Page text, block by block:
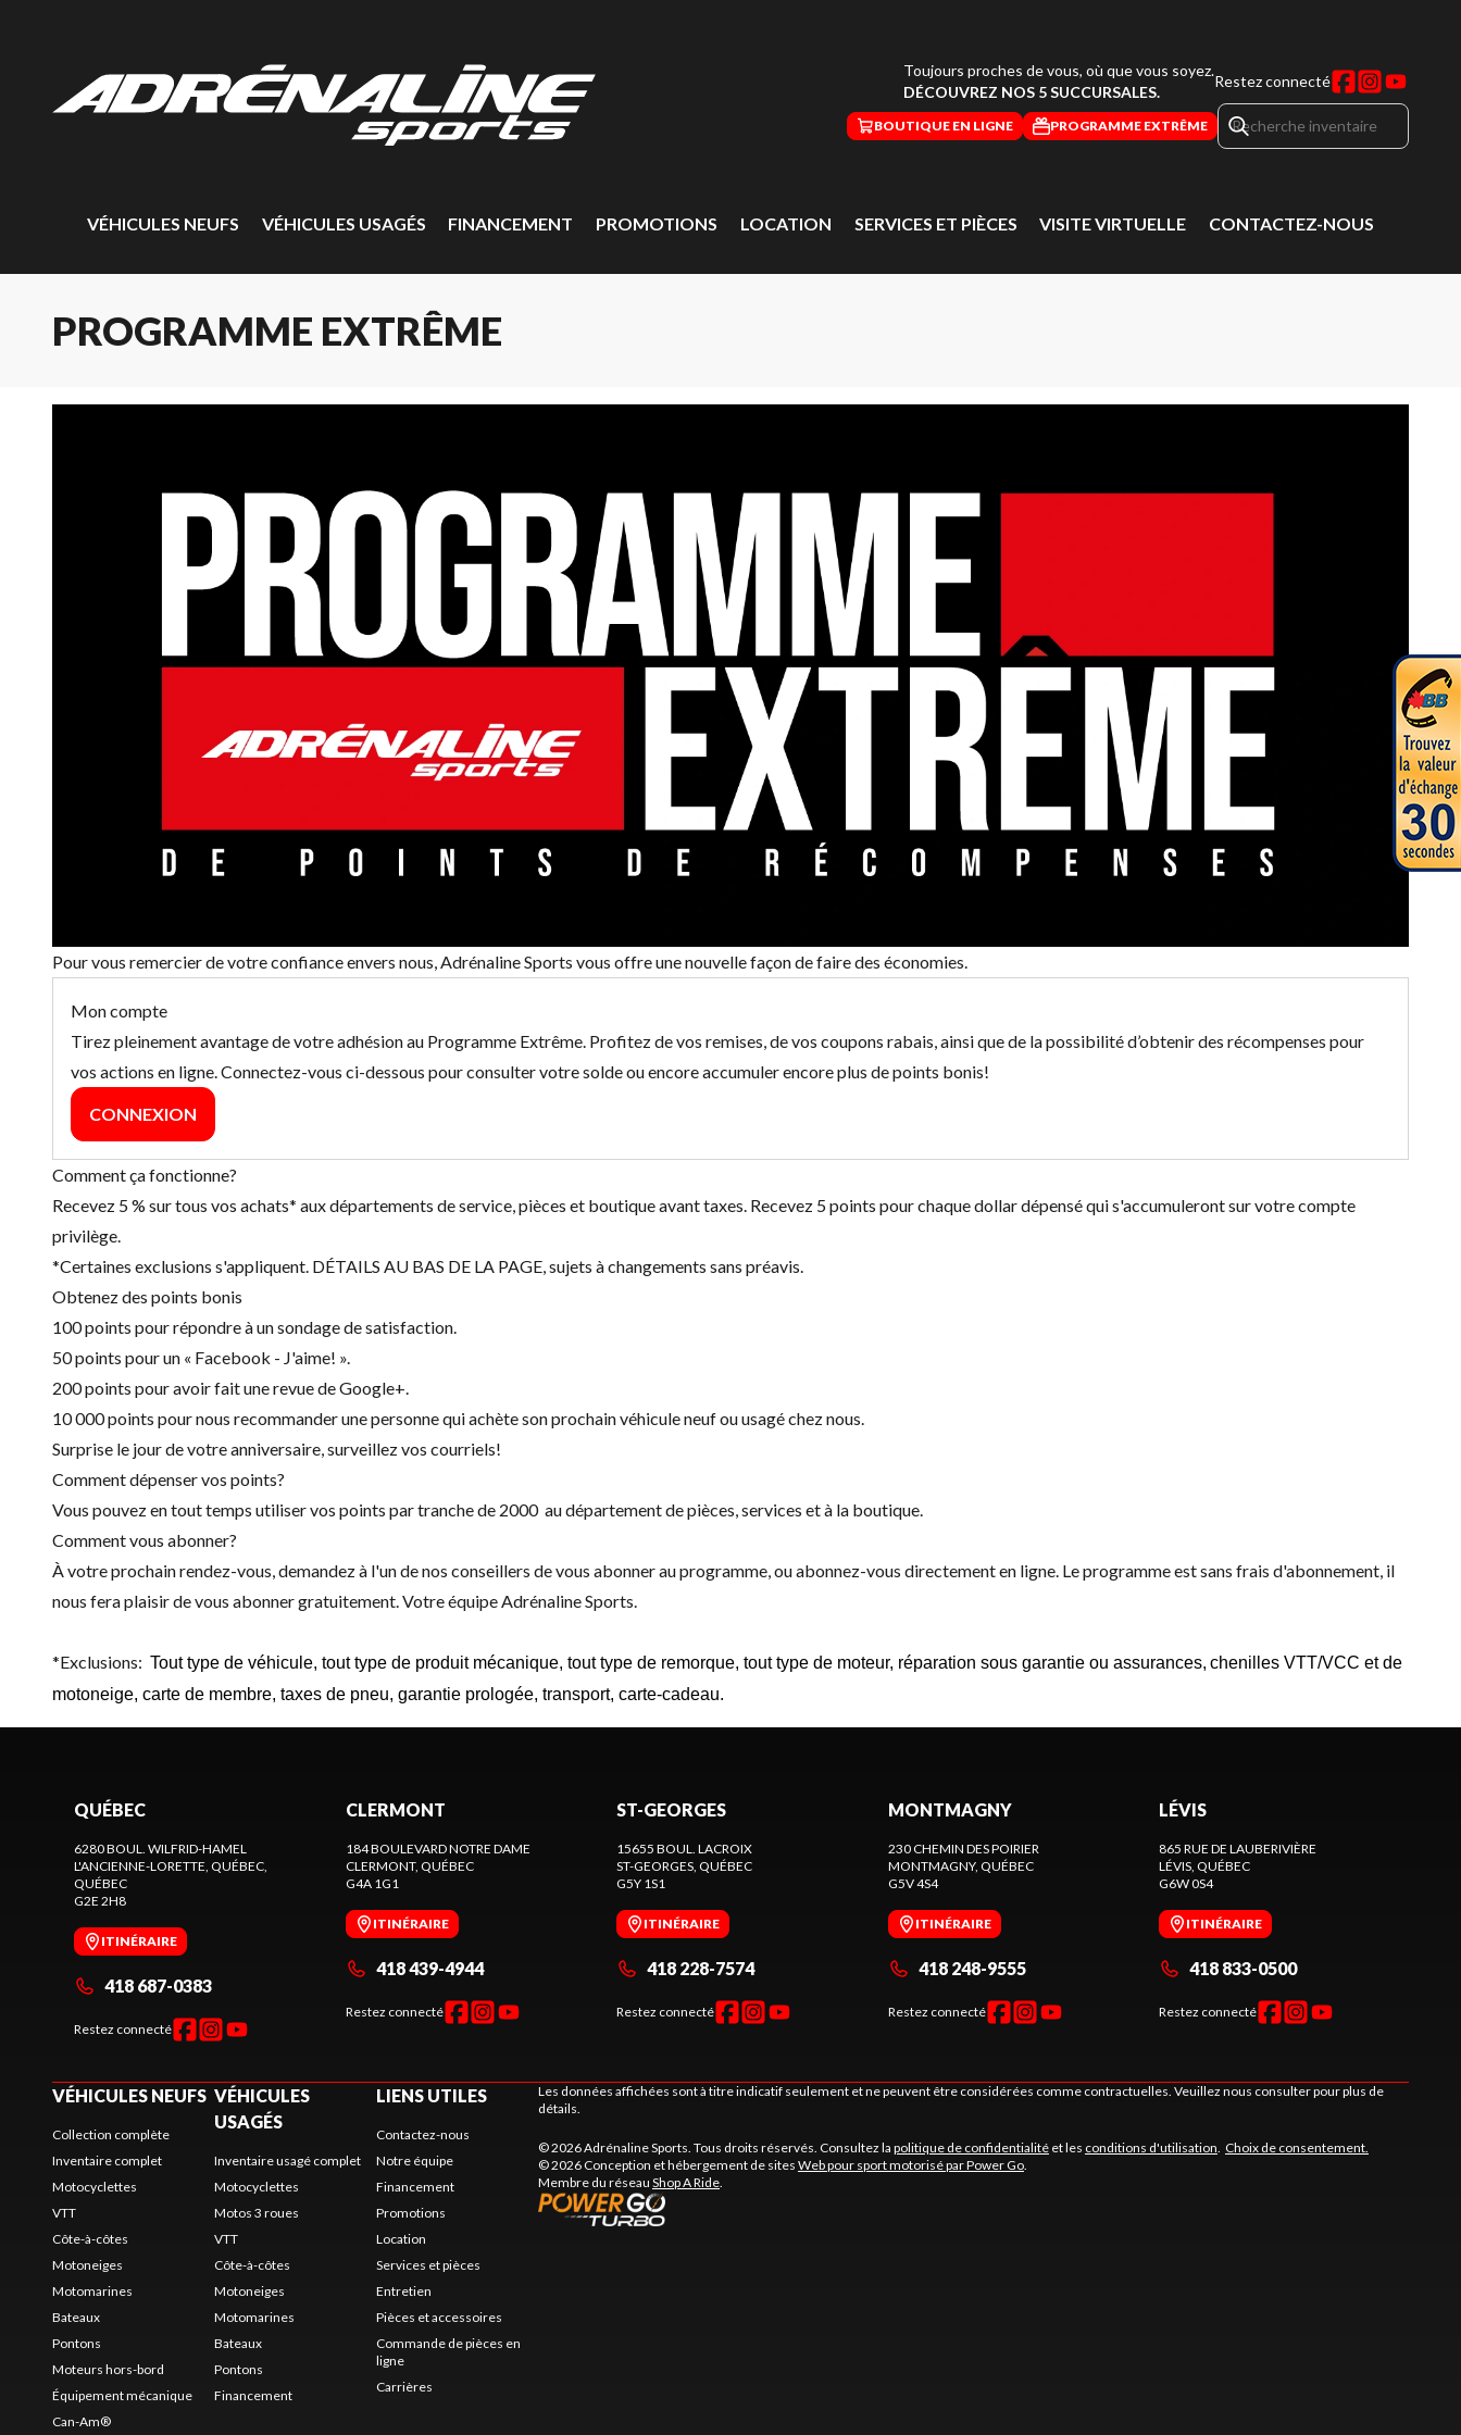
Toujours proches de vous, où que vous soyez.
DÉCOUVREZ NOS 5 SUCCURSALES.
Restez connecté
BOUTIQUE EN LIGNE PROGRAMME EXTRÊME
VÉHICULES NEUFS VÉHICULES USAGÉS FINANCEMENT PROMOTIONS LOCATION SERVICES ET PIÈCES VISITE VIRTUELLE CONTACTEZ-NOUS
PROGRAMME EXTRÊME
Pour vous remercier de votre confiance envers nous, Adrénaline Sports vous offre une nouvelle façon de faire des économies.
Mon compte
Tirez pleinement avantage de votre adhésion au Programme Extrême. Profitez de vos remises, de vos coupons rabais, ainsi que de la possibilité d’obtenir des récompenses pour
vos actions en ligne. Connectez-vous ci-dessous pour consulter votre solde ou encore accumuler encore plus de points bonis!
CONNEXION
Comment ça fonctionne?
Recevez 5 % sur tous vos achats* aux départements de service, pièces et boutique avant taxes. Recevez 5 points pour chaque dollar dépensé qui s'accumuleront sur votre compte
privilège.
*Certaines exclusions s'appliquent. DÉTAILS AU BAS DE LA PAGE, sujets à changements sans préavis.
Obtenez des points bonis
100 points pour répondre à un sondage de satisfaction.
50 points pour un « Facebook - J'aime! ».
200 points pour avoir fait une revue de Google+.
10 000 points pour nous recommander une personne qui achète son prochain véhicule neuf ou usagé chez nous.
Surprise le jour de votre anniversaire, surveillez vos courriels!
Comment dépenser vos points?
Vous pouvez en tout temps utiliser vos points par tranche de 2000 au département de pièces, services et à la boutique.
Comment vous abonner?
À votre prochain rendez-vous, demandez à l'un de nos conseillers de vous abonner au programme, ouabonnez-vous directement en ligne. Le programme est sans frais d'abonnement, il
nous fera plaisir de vous abonner gratuitement. Votre équipe Adrénaline Sports.
*Exclusions: Tout type de véhicule, tout type de produit mécanique, tout type de remorque, tout type de moteur, réparation sous garantie ou assurances, chenilles VTT/VCC et de
motoneige, carte de membre, taxes de pneu, garantie prologée, transport, carte-cadeau.
QUÉBEC
6280 BOUL. WILFRID-HAMEL
L'ANCIENNE-LORETTE, QUÉBEC,
QUÉBEC
G2E 2H8
ITINÉRAIRE
418 687-0383
Restez connecté
CLERMONT
184 BOULEVARD NOTRE DAME
CLERMONT, QUÉBEC
G4A 1G1
ITINÉRAIRE
418 439-4944
Restez connecté
ST-GEORGES
15655 BOUL. LACROIX
ST-GEORGES, QUÉBEC
G5Y 1S1
ITINÉRAIRE
418 228-7574
Restez connecté
MONTMAGNY
230 CHEMIN DES POIRIER
MONTMAGNY, QUÉBEC
G5V 4S4
ITINÉRAIRE
418 248-9555
Restez connecté
LÉVIS
865 RUE DE LAUBERIVIÈRE
LÉVIS, QUÉBEC
G6W 0S4
ITINÉRAIRE
418 833-0500
Restez connecté
VÉHICULES NEUFS
Collection complète
Inventaire complet
Motocyclettes
VTT
Côte-à-côtes
Motoneiges
Motomarines
Bateaux
Pontons
Moteurs hors-bord
Équipement mécanique
Can-Am®
VÉHICULES
USAGÉS
Inventaire usagé complet
Motocyclettes
Motos 3 roues
VTT
Côte-à-côtes
Motoneiges
Motomarines
Bateaux
Pontons
Financement
LIENS UTILES
Contactez-nous
Notre équipe
Financement
Promotions
Location
Services et pièces
Entretien
Pièces et accessoires
Commande de pièces en
ligne
Carrières
Les données affichées sont à titre indicatif seulement et ne peuvent être considérées comme contractuelles. Veuillez nous consulter pour plus de
détails.
© 2026 Adrénaline Sports. Tous droits réservés. Consultez la politique de confidentialitéet les conditions d'utilisation. Choix de consentement.
© 2026 Conception et hébergement de sites Web pour sport motorisé par Power Go.
Membre du réseau Shop A Ride.